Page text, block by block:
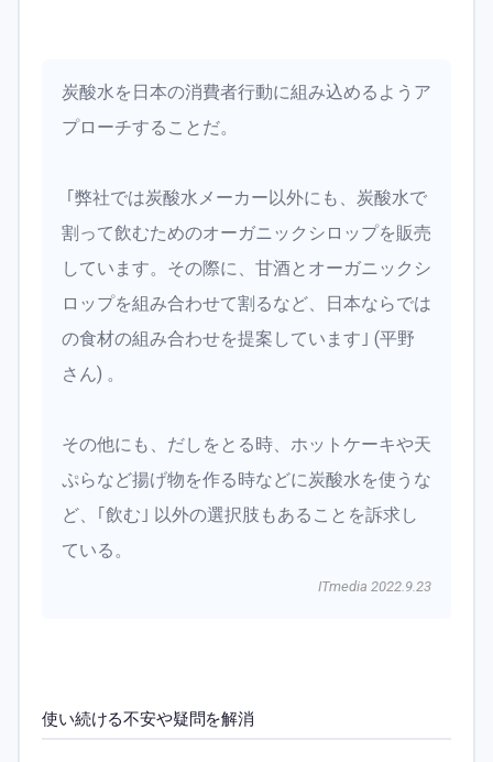
炭酸水を日本の消費者行動に組み込めるようア
プローチすることだ。
｢弊社では炭酸水メーカー以外にも、炭酸水で
割って飲むためのオーガニックシロップを販売
しています。その際に、甘酒とオーガニックシ
ロップを組み合わせて割るなど、日本ならでは
の食材の組み合わせを提案しています｣ (平野
さん) 。
その他にも、だしをとる時、ホットケーキや天
ぷらなど揚げ物を作る時などに炭酸水を使うな
ど、｢飲む｣ 以外の選択肢もあることを訴求し
ている。
ITmedia 2022.9.23
使い続ける不安や疑問を解消